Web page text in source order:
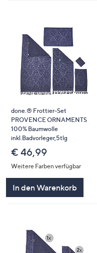
done.® Frottier-Set
PROVENCE ORNAMENTS
100% Baumwolle
inkl.Badvorleger,5tlg
€ 46,99
Weitere Farben verfügbar
In den Warenkorb